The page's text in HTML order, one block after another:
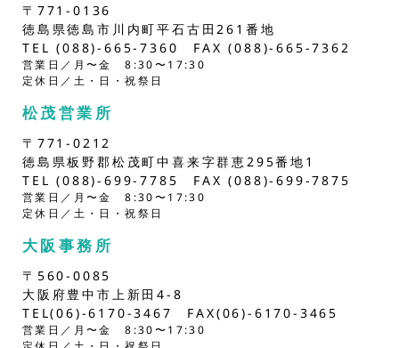
〒771-0136
徳島県徳島市川内町平石古田261番地
TEL (088)-665-7360 FAX (088)-665-7362
営業日／月〜金 8:30〜17:30
定休日／土・日・祝祭日
松茂営業所
〒771-0212
徳島県板野郡松茂町中喜来字群恵295番地1
TEL (088)-699-7785 FAX (088)-699-7875
営業日／月〜金 8:30〜17:30
定休日／土・日・祝祭日
大阪事務所
〒560-0085
大阪府豊中市上新田4-8
TEL(06)-6170-3467 FAX(06)-6170-3465
営業日／月〜金 8:30〜17:30